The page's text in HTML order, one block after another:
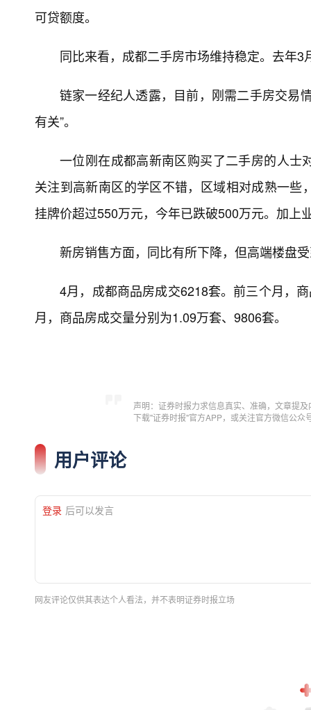
可贷额度。
同比来看，成都二手房市场维持稳定。去年
链家一经纪人透露，目前，刚需二手房交易
有关”。
一位刚在成都高新南区购买了二手房的人
关注到高新南区的学区不错，区域相对成熟一
挂牌价超过550万元，今年已跌破500万元。加上
新房销售方面，同比有所下降，但高端楼盘
4月，成都商品房成交6218套。前三个月，
月，商品房成交量分别为1.09万套、9806套。
声明：证券时报力求信息真实、准确，文章提
下载"证券时报"官方APP，或关注官方微信公
用户评论
登录 后可以发言
网友评论仅供其表达个人看法，并不表明证券时报立场